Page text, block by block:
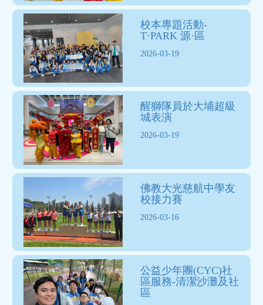
校本專題活動-
T·PARK 源·區
2026-03-19
醒獅隊員於大埔超級
城表演
2026-03-19
佛教大光慈航中學友
校接力賽
2026-03-16
公益少年團(CYC)社
區服務-清潔沙灘及社
區